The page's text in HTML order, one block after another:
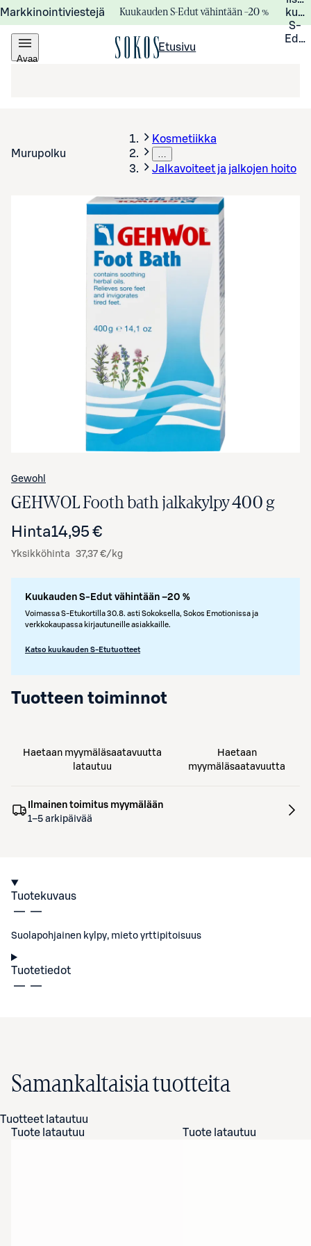
Markkinointiviestejä Kuukauden S-Edut vähintään –20 %
S-
Avaa
Etusivu
Murupolku
Kosmetiikka
…
Jalkavoiteet ja jalkojen hoito
Avaa tuotekuva suurennettuna
Gewohl
GEHWOL Footh bath jalkakylpy 400 g
Hinta14,95 €
Yksikköhinta 37,37 €/kg
Kuukauden S-Edut vähintään –20 %
Voimassa S-Etukortilla 30.8. asti Sokoksella, Sokos Emotionissa ja
verkkokaupassa kirjautuneille asiakkaille.
Katso kuukauden S-Etutuotteet
Tuotteen toiminnot
Haetaan myymäläsaatavuutta
latautuu
Haetaan
myymäläsaatavuutta
Ilmainen toimitus myymälään
1–5 arkipäivää
Tuotekuvaus
Suolapohjainen kylpy, mieto yrttipitoisuus
Tuotetiedot
Samankaltaisia tuotteita
Tuotteet latautuu
Tuote latautuu
Tuote latautuu